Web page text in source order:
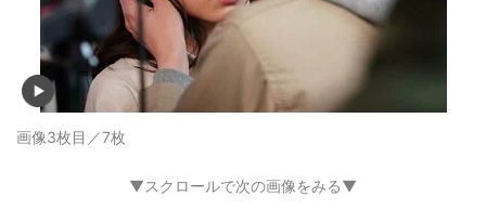
画像3枚目／7枚
▼スクロールで次の画像をみる▼